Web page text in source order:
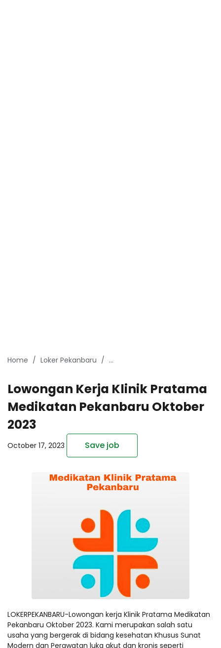
Home Loker Pekanbaru Lowongan Kerja Pekanbaru
Lowongan Kerja Klinik Pratama
Medikatan Pekanbaru Oktober
2023
October 17, 2023 Save job
LOKERPEKANBARU-Lowongan kerja Klinik Pratama Medikatan
Pekanbaru Oktober 2023. Kami merupakan salah satu
usaha yang bergerak di bidang kesehatan Khusus Sunat
Modern dan Perawatan luka akut dan kronis seperti